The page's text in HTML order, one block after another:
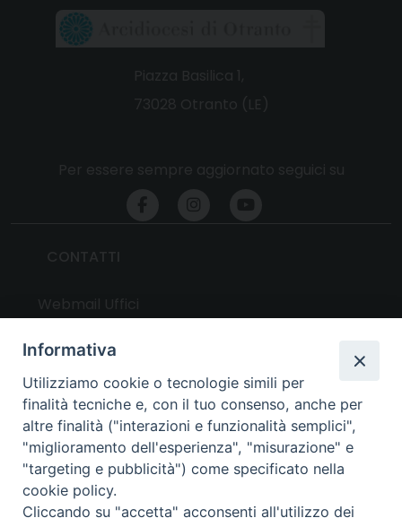
UTILITY
News
Altri articoli
Notizie nazionali
Informativa
Utilizziamo cookie o tecnologie simili per
finalità tecniche e, con il tuo consenso, anche per
altre finalità ("interazioni e funzionalità semplici",
"miglioramento dell'esperienza", "misurazione" e
"targeting e pubblicità") come specificato nella
cookie policy.
Cliccando su "accetta" acconsenti all'utilizzo dei